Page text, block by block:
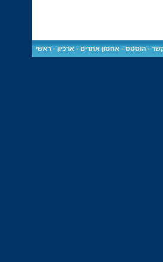
-הוסטס - אחסון אתרים - ארכיון -ראשי